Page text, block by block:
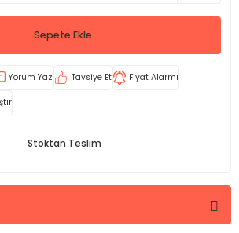
Sepete Ekle
Yorum Yaz Tavsiye Et Fiyat Alarmı
Stoktan Teslim